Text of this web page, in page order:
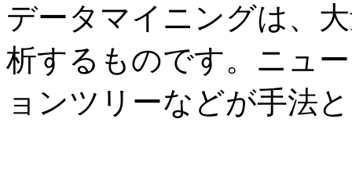
データマイニングは、
析するものです。ニュ
ョンツリーなどが手法